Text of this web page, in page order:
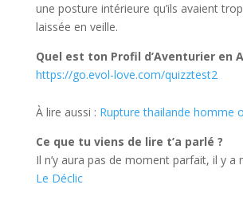
une posture intérieure qu’ils avaient
laissée en veille.
Quel est ton Profil d’Aventurier en
https://go.evol-love.com/quizztest2
À lire aussi : Rupture thailande homme
Ce que tu viens de lire t’a parlé ?
Il n’y aura pas de moment parfait, il y a
Le Déclic